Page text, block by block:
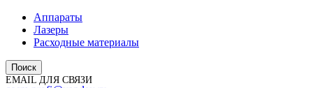
Аппараты
Лазеры
Расходные материалы
Поиск
EMAIL ДЛЯ СВЯЗИ